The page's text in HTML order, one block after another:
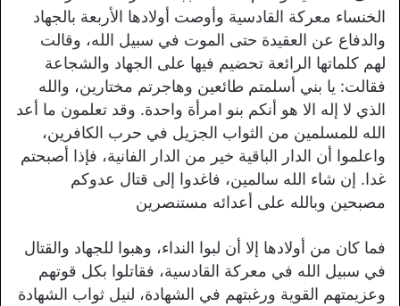
الخنساء معركة القادسية وأوصت أولادها الأربعة بالجهاد
والدفاع عن العقيدة حتى الموت في سبيل الله، وقالت
لهم كلماتها الرائعة تحضيم فيها على الجهاد والشجاعة
فقالت: يا بني أسلمتم طائعين وهاجرتم مختارين، والله
الذي لا إله الا هو أنكم بنو امرأة واحدة. وقد تعلمون ما أعد
الله للمسلمين من الثواب الجزيل في حرب الكافرين،
واعلموا أن الدار الباقية خير من الدار الفانية، فإذا أصبحتم
غدا. إن شاء الله سالمين، فاغدوا إلى قتال عدوكم
مصبحين وبالله على أعدائه مستنصرين
فما كان من أولادها إلا أن لبوا النداء، وهبوا للجهاد والقتال
في سبيل الله في معركة القادسية، فقاتلوا بكل قوتهم
وعزيمتهم القوية ورغبتهم في الشهادة، لنيل ثواب الشهادة